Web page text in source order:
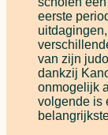
eerste
van zijn
dankzij
onmogelijk
volgende is